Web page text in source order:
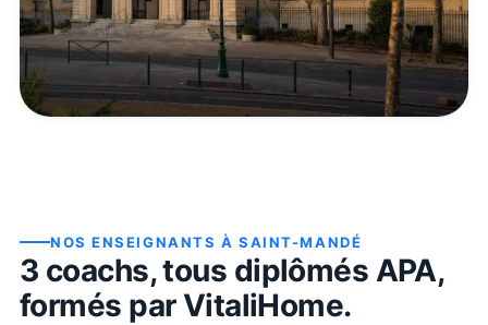
NOS ENSEIGNANTS ÀSAINT-MANDÉ
3 coachs, tous diplômés APA,
formés par VitaliHome.